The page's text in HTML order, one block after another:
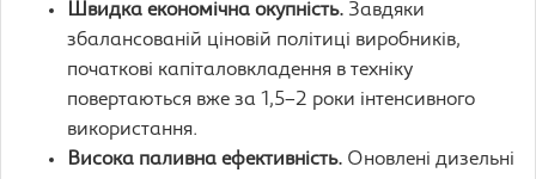
Швидка економічна окупність. Завдяки
збалансованій ціновій політиці виробників,
початкові капіталовкладення в техніку
повертаються вже за 1,5–2 роки інтенсивного
використання.
Висока паливна ефективність. Оновлені дизельні